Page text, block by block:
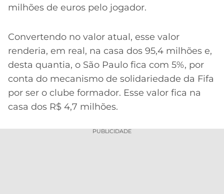
CRUZEIRO
milhões de euros pelo jogador.
Convertendo no valor atual, esse valor
renderia, em real, na casa dos 95,4 milhões e,
desta quantia, o São Paulo fica com 5%, por
conta do mecanismo de solidariedade da Fifa
por ser o clube formador. Esse valor fica na
casa dos R$ 4,7 milhões.
PUBLICIDADE